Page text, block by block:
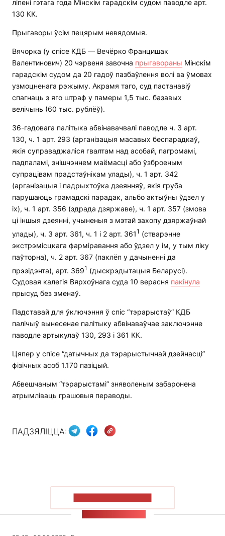
ліпені гэтага года Мінскім гарадскім судом паводле арт.
130 КК.
Прыгаворы ўсім пецярым невядомыя.
Вячорка (у спісе КДБ — Вечёрко Францишак
Валентинович) 20 чэрвеня завочна прыгавораны Мінскім
гарадскім судом да 20 гадоў пазбаўлення волі ва ўмовах
узмоцненага рэжыму. Акрамя таго, суд пастанавіў
спагнаць з яго штраф у памеры 1,5 тыс. базавых
велічынь (60 тыс. рублёў).
36-гадовага палітыка абвінавачвалі паводле ч. 3 арт.
130, ч. 1 арт. 293 (арганізацыя масавых беспарадкаў,
якія суправаджаліся гвалтам над асобай, пагромамі,
падпаламі, знішчэннем маёмасці або ўзброеным
супрацівам прадстаўнікам улады), ч. 1 арт. 342
(арганізацыя і падрыхтоўка дзеянняў, якія груба
парушаюць грамадскі парадак, альбо актыўны ўдзел у
іх), ч. 1 арт. 356 (здрада дзяржаве), ч. 1 арт. 357 (змова
ці іншыя дзеянні, учыненыя з мэтай захопу дзяржаўнай
улады), ч. 3 арт. 361, ч. 1 і 2 арт. 3611 (стварэнне
экстрэмісцкага фарміравання або ўдзел у ім, у тым ліку
паўторна), ч. 2 арт. 367 (паклёп у дачыненні да
прэзідэнта), арт. 3691 (дыскрэдытацыя Беларусі).
Судовая калегія Вярхоўнага суда 10 верасня пакінула
прысуд без зменаў.
Падставай для ўключэння ў спіс “тэрарыстаў” КДБ
палічыў вынесенае палітыку абвінаваўчае заключэнне
паводле артыкулаў 130, 293 і 361 КК.
Цяпер у спісе “датычных да тэрарыстычнай дзейнасці”
фізічных асоб 1.170 пазіцый.
Абвешчаным “тэрарыстамі” зняволеным забаронена
атрымліваць грашовыя пераводы.
ПАДЗЯЛІЦЦА: